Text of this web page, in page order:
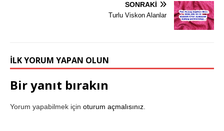
SONRAKI
Turlu Viskon Alanlar
İLK YORUM YAPAN OLUN
Bir yanıt bırakın
Yorum yapabilmek için oturum açmalısınız.